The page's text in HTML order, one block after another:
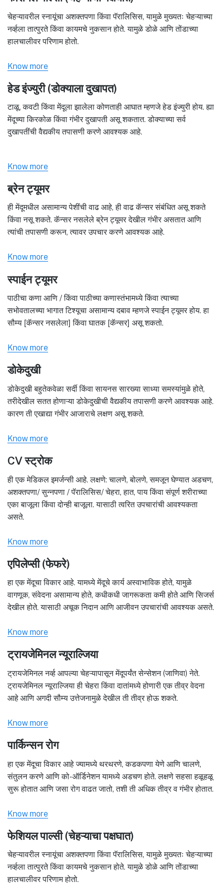
चेहऱ्यावरील स्नायूंचा अशक्तपणा किंवा पॅरालिसिस, यामुळे मुख्यतः चेहऱ्याच्या
नर्व्हला तात्पुरते किंवा कायमचे नुकसान होते. यामुळे डोळे आणि तोंडाच्या
हालचालीवर परिणाम होतो.
Know more
हेड इंज्युरी (डोक्याला दुखापत)
टाळू, कवटी किंवा मेंदूला झालेला कोणताही आघात म्हणजे हेड इंज्युरी होय. ह्या
मेंदूच्या किरकोळ किंवा गंभीर दुखापती असू शकतात. डोक्याच्या सर्व
दुखापतींची वैद्यकीय तपासणी करणे आवश्यक आहे.
Know more
ब्रेन ट्यूमर
ही मेंदूमधील असामान्य पेशींची वाढ आहे, ही वाढ कॅन्सर संबंधित असू शकते
किंवा नसू शकते. कॅन्सर नसलेले ब्रेन ट्यूमर देखील गंभीर असतात आणि
त्यांची तपासणी करून, त्यावर उपचार करणे आवश्यक आहे.
Know more
स्पाईन ट्यूमर
पाठीचा कणा आणि / किंवा पाठीच्या कणास्तंभामध्ये किंवा त्याच्या
सभोवतालच्या भागात टिश्यूचा असामान्य दबाव म्हणजे स्पाईन ट्यूमर होय. हा
सौम्य [कॅन्सर नसलेला] किंवा घातक [कॅन्सर] असू शकतो.
Know more
डोकेदुखी
डोकेदुखी बहुतेकवेळा सर्दी किंवा सायनस सारख्या साध्या समस्यांमुळे होते,
तरीदेखील सतत होणाऱ्या डोकेदुखीची वैद्यकीय तपासणी करणे आवश्यक आहे.
कारण ती एखाद्या गंभीर आजाराचे लक्षण असू शकते.
Know more
CV स्ट्रोक
ही एक मेडिकल इमर्जन्सी आहे. लक्षणे: चालणे, बोलणे, समजून घेण्यात अडचण,
अशक्तपणा/ सुन्नपणा / पॅरालिसिस/ चेहरा, हात, पाय किंवा संपूर्ण शरीराच्या
एका बाजूला किंवा दोन्ही बाजूला. यासाठी त्वरित उपचारांची आवश्यकता
असते.
Know more
एपिलेप्सी (फेफरे)
हा एक मेंदूचा विकार आहे. यामध्ये मेंदूचे कार्य अस्वाभाविक होते, यामुळे
वागणूक, संवेदना असामान्य होते, कधीकधी जागरूकता कमी होते आणि सिजर्स
देखील होते. यासाठी अचूक निदान आणि आजीवन उपचारांची आवश्यक असते.
Know more
ट्रायजेमिनल न्यूराल्जिया
ट्रायजेमिनल नर्व्ह आपल्या चेहऱ्यापासून मेंदूपर्यंत सेन्सेशन (जाणिवा) नेते.
ट्रायजेमिनल न्यूराल्जिया ही चेहरा किंवा दातांमध्ये होणारी एक तीव्र वेदना
आहे आणि अगदी सौम्य उत्तेजनामुळे देखील ती तीव्र होऊ शकते.
Know more
पार्किन्सन रोग
हा एक मेंदूचा विकार आहे ज्यामध्ये थरथरणे, कडकपणा येणे आणि चालणे,
संतुलन करणे आणि को-ऑर्डिनेशन यामध्ये अडचण होते. लक्षणे सहसा हळूहळू
सुरू होतात आणि जसा रोग वाढत जातो, तशी ती अधिक तीव्र व गंभीर होतात.
Know more
फेशियल पाल्सी (चेहऱ्याचा पक्षघात)
चेहऱ्यावरील स्नायूंचा अशक्तपणा किंवा पॅरालिसिस, यामुळे मुख्यतः चेहऱ्याच्या
नर्व्हला तात्पुरते किंवा कायमचे नुकसान होते. यामुळे डोळे आणि तोंडाच्या
हालचालीवर परिणाम होतो.